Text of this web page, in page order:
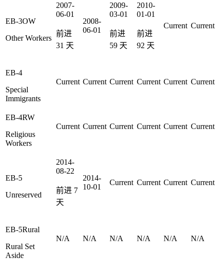
EB-3OW
Other Workers
2007-
06-01
前进
31 天
2008-
06-01
2009-
03-01
前进
59 天
2010-
01-01
前进
92 天
Current Current
EB-4
Special
Immigrants
Current Current Current Current Current Current
EB-4RW
Religious
Workers
Current Current Current Current Current Current
EB-5
Unreserved
2014-
08-22
前进 7
天
2014-
10-01
Current Current Current Current
EB-5Rural
Rural Set
Aside
N/A N/A N/A N/A N/A N/A